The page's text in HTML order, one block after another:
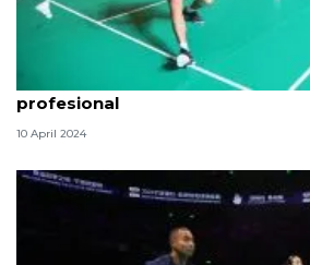
Bertanding saat Lebaran, Bagas/
profesional
10 April 2024